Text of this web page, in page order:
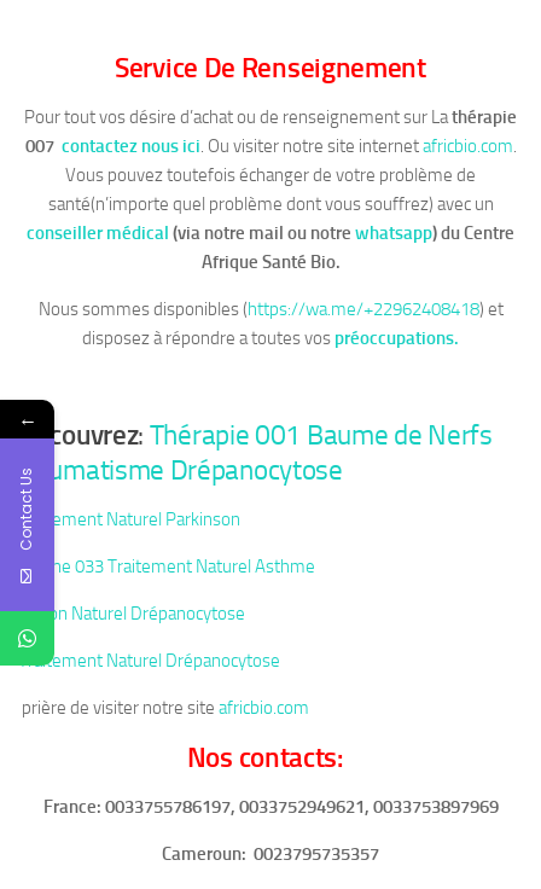
Service De Renseignement
Pour tout vos désire d’achat ou de renseignement sur Lathérapie
007 contactez nous ici. Ou visiter notre site internetafricbio.com.
Vous pouvez toutefois échanger de votre problème de
santé(n’importe quel problème dont vous souffrez) avec un
conseiller médical (via notre mail ou notre whatsapp)du Centre
Afrique Santé Bio.
Nous sommes disponibles (https://wa.me/+22962408418) et
disposez à répondre a toutes vos préoccupations.
Découvrez: Thérapie 001 Baume de Nerfs
Rhumatisme Drépanocytose
Traitement Naturel Parkinson
Tisane 033 Traitement Naturel Asthme
Savon Naturel Drépanocytose
Traitement Naturel Drépanocytose
prière de visiter notre site africbio.com
Nos contacts:
France: 0033755786197, 0033752949621, 0033753897969
Cameroun: 0023795735357
←
Contact Us